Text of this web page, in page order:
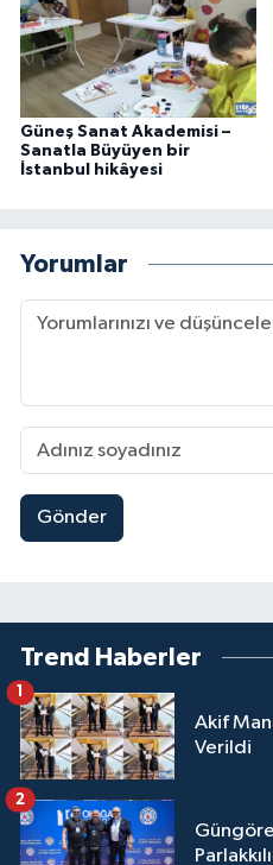
Güneş Sanat Akademisi –
Sanatla Büyüyen bir
İstanbul hikâyesi
Yorumlar
Gönder
Trend Haberler
Akif
Verildi
1
2